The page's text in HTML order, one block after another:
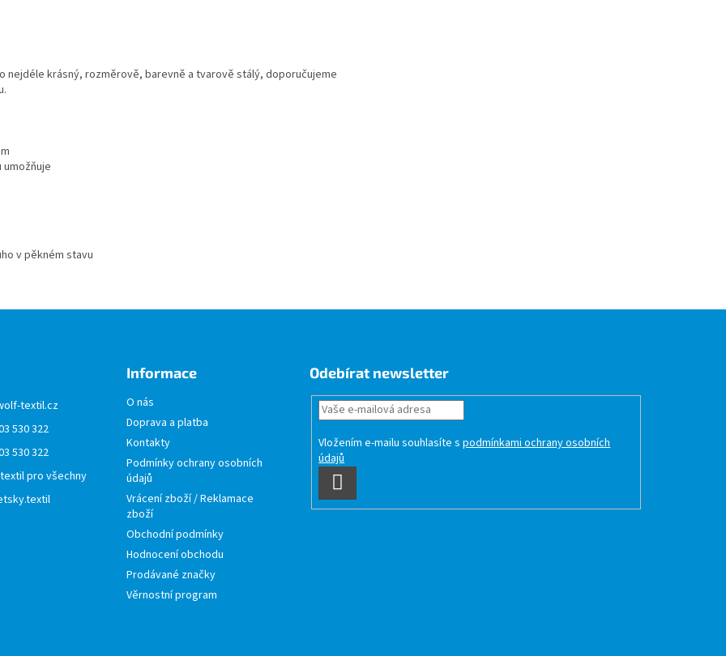
nejdéle krásný, rozměrově, barevně a tvarově stálý, doporučujeme
v pěkném stavu
textil.cz
530 322
530 322
pro všechny
Informace
O nás
Doprava a platba
Kontakty
Podmínky ochrany osobních
údajů
Vrácení zboží / Reklamace
zboží
Obchodní podmínky
Hodnocení obchodu
Prodávané značky
Věrnostní program
Odebírat newsletter
Vložením e-mailu souhlasíte spodmínkami ochrany osobních
údajů
SE